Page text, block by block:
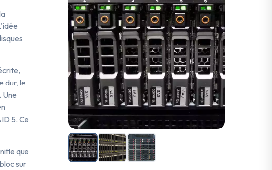
dur, le
Une
5. Ce
que
sur